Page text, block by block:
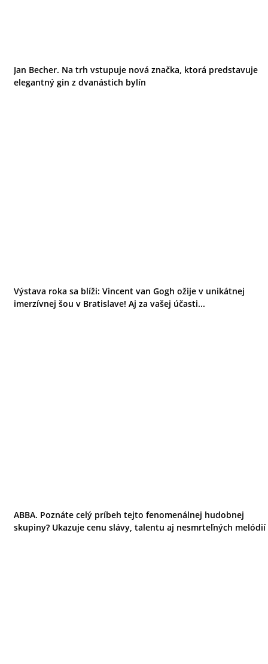
Jan Becher. Na trh vstupuje nová značka, ktorá predstavuje
elegantný gin z dvanástich bylín
Výstava roka sa blíži: Vincent van Gogh ožije v unikátnej
imerzívnej šou v Bratislave! Aj za vašej účasti...
ABBA. Poznáte celý príbeh tejto fenomenálnej hudobnej
skupiny? Ukazuje cenu slávy, talentu aj nesmrteľných melódií